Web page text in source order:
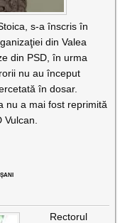
s-a înscris în
din Valea
din PSD, în urma
nu au început
în dosar.
nu a mai fost reprimită
Rectorul